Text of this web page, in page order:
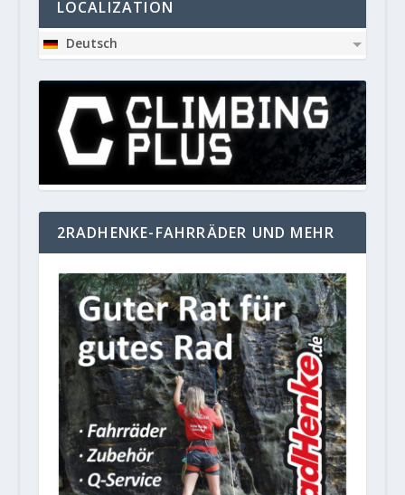
LOCALIZATION
Deutsch
2RADHENKE-FAHRRÄDER UND MEHR